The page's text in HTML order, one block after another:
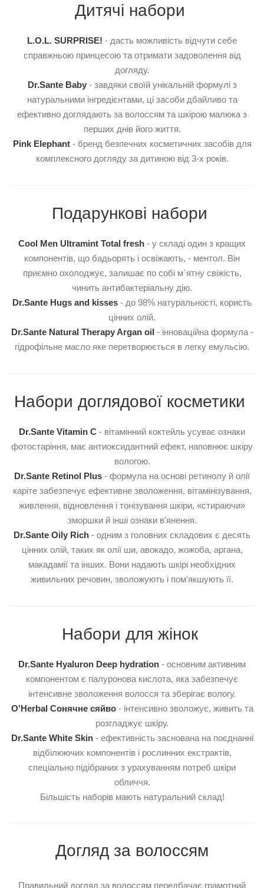
Дитячі набори
L.O.L. SURPRISE! - дасть можливість відчути себе
справжньою принцесою та отримати задоволення від
догляду.
Dr.Sante Baby - завдяки своїй унікальній формулі з
натуральними інгредієнтами, ці засоби дбайливо та
ефективно доглядають за волоссям та шкірою малюка з
перших днів його життя.
Pink Elephant - бренд безпечних косметичних засобів для
комплексного догляду за дитиною від 3-х років.
Подарункові набори
Cool Men Ultramint Total fresh - у складі один з кращих
компонентів, що бадьорять і освіжають, - ментол. Він
приємно охолоджує, залишає по собі м`ятну свіжість,
чинить антибактеріальну дію.
Dr.Sante Hugs and kisses - до 98% натуральності, користь
цінних олій.
Dr.Sante Natural Therapy Argan oil - інноваційна формула -
гідрофільне масло яке перетворюється в легку емульсію.
Набори доглядової косметики
Dr.Sante Vitamin C - вітамінний коктейль усуває ознаки
фотостаріння, має антиоксидантний ефект, наповнює шкіру
вологою.
Dr.Sante Retinol Plus - формула на основі ретинолу й олії
каріте забезпечує ефективне зволоження, вітамінізування,
живлення, відновлення і тонізування шкіри, «стираючи»
зморшки й інші ознаки в'янення.
Dr.Sante Oily Rich - одним з головних складових є десять
цінних олій, таких як олії ши, авокадо, жожоба, аргана,
макадамії та інших. Вони надають шкірі необхідних
живильних речовин, зволожують і пом'якшують її.
Набори для жінок
Dr.Sante Hyaluron Deep hydration - основним активним
компонентом є гіалуронова кислота, яка забезпечує
інтенсивне зволоження волосся та зберігає вологу.
O'Herbal Сонячне сяйво- інтенсивно зволожує, живить та
розгладжує шкіру.
Dr.Sante White Skin- ефективність заснована на поєднанні
відбілюючих компонентів і рослинних екстрактів,
спеціально підібраних з урахуванням потреб шкіри
обличчя.
Більшість наборів мають натуральний склад!
Догляд за волоссям
Правильний догляд за волоссям передбачає грамотний